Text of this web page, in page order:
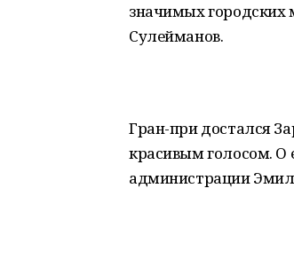
значимых
Сулейманов.
Гран-при достался
красивым голосом. О
администрации